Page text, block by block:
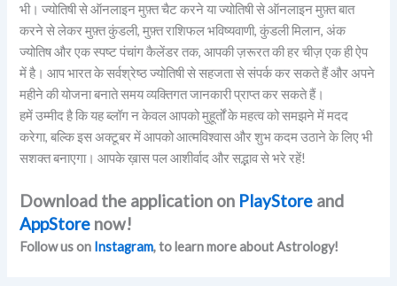
भी। ज्योतिषी से ऑनलाइन मुफ़्त चैट करने या ज्योतिषी से ऑनलाइन मुफ़्त बात
करने से लेकर मुफ़्त कुंडली, मुफ़्त राशिफल भविष्यवाणी, कुंडली मिलान, अंक
ज्योतिष और एक स्पष्ट पंचांग कैलेंडर तक, आपकी ज़रूरत की हर चीज़ एक ही ऐप
में है। आप भारत के सर्वश्रेष्ठ ज्योतिषी से सहजता से संपर्क कर सकते हैं और अपने
महीने की योजना बनाते समय व्यक्तिगत जानकारी प्राप्त कर सकते हैं।
हमें उम्मीद है कि यह ब्लॉग न केवल आपको मुहूर्तों के महत्व को समझने में मदद
करेगा, बल्कि इस अक्टूबर में आपको आत्मविश्वास और शुभ कदम उठाने के लिए भी
सशक्त बनाएगा। आपके ख़ास पल आशीर्वाद और सद्भाव से भरे रहें!
Download the application on PlayStore and
AppStore now!
Follow us on Instagram, to learn more about Astrology!